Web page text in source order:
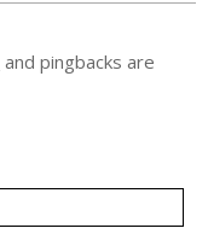
and pingbacks are